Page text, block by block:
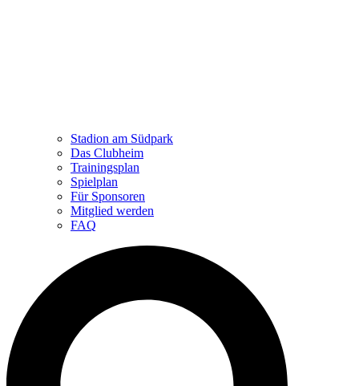
Stadion am Südpark
Das Clubheim
Trainingsplan
Spielplan
Für Sponsoren
Mitglied werden
FAQ